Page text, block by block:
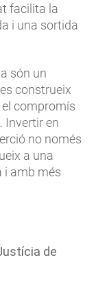
facilita la
i una sortida
són un
construeix
compromís
Invertir en
no només
a una
i amb més
de